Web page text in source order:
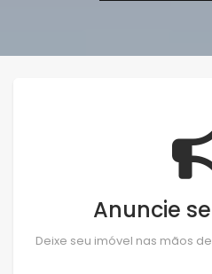
Anuncie
Deixe seu imóvel nas mãos